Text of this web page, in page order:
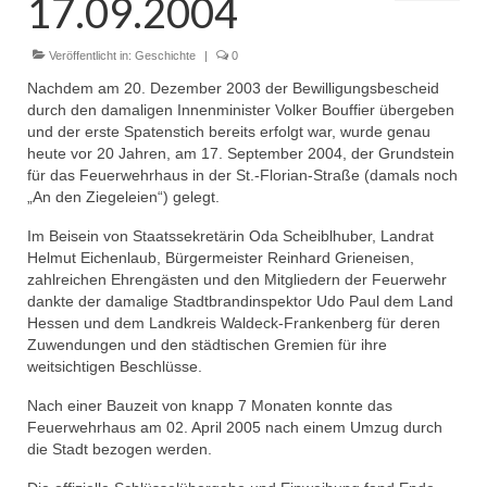
Dienstplan
Einsätze
Einsatzstichworte
Jugendfeuerwehr
Infos
Dienstplan
Gründung Jugendfeuerwehr 1996
25-jähriges Jubiläum Jugendfeuerwehr 2021
Kreiszeltlager 2023
Kinderfeuerwehr
Infos
17.09.2004
Veröffentlicht in: Geschichte | 0
Nachdem am 20. Dezember 2003 der Bewilligungsbescheid
durch den damaligen Innenminister Volker Bouffier übergeben
und der erste Spatenstich bereits erfolgt war, wurde genau
heute vor 20 Jahren, am 17. September 2004, der Grundstein
für das Feuerwehrhaus in der St.-Florian-Straße (damals noch
„An den Ziegeleien“) gelegt.
Im Beisein von Staatssekretärin Oda Scheiblhuber, Landrat
Helmut Eichenlaub, Bürgermeister Reinhard Grieneisen,
zahlreichen Ehrengästen und den Mitgliedern der Feuerwehr
dankte der damalige Stadtbrandinspektor Udo Paul dem Land
Hessen und dem Landkreis Waldeck-Frankenberg für deren
Zuwendungen und den städtischen Gremien für ihre
weitsichtigen Beschlüsse.
Nach einer Bauzeit von knapp 7 Monaten konnte das
Feuerwehrhaus am 02. April 2005 nach einem Umzug durch
die Stadt bezogen werden.